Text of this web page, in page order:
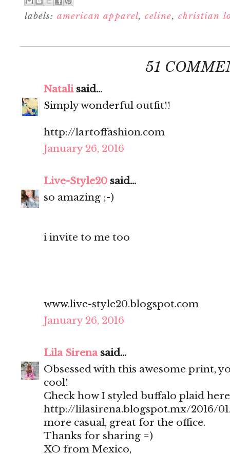
labels: american apparel,celine, christian
51
Natalisaid...
Simply wonderful outfit!!
http://lartoffashion.com
January 26, 2016
Live-Style20 said...
so amazing ;-)
i invite to me too
www.live-style20.blogspot.com
January 26, 2016
Lila Sirenasaid...
Obsessed with this awesome print,
cool!
Check how I styled buffalo plaid
http://lilasirena.blogspot.mx/2016/
more casual, great for the office.
Thanks for sharing =)
XO from Mexico,